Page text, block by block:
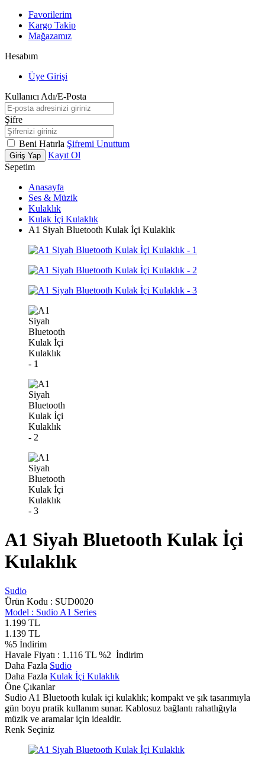
Favorilerim
Kargo Takip
Mağazamız
Hesabım
Üye Girişi
Kullanıcı Adı/E-Posta
Şifre
Beni Hatırla Şifremi Unuttum
Giriş Yap
Kayıt Ol
Sepetim
Anasayfa
Ses & Müzik
Kulaklık
Kulak İçi Kulaklık
A1 Siyah Bluetooth Kulak İçi Kulaklık
A1 Siyah Bluetooth Kulak İçi
Kulaklık
Sudio
Ürün Kodu : SUD0020
Model : Sudio A1 Series
1.199 TL
1.139 TL
%5 İndirim
Havale Fiyatı : 1.116 TL %2 İndirim
Daha Fazla Sudio
Daha Fazla Kulak İçi Kulaklık
Öne Çıkanlar
Sudio A1 Bluetooth kulak içi kulaklık; kompakt ve şık tasarımıyla
gün boyu pratik kullanım sunar. Kablosuz bağlantı rahatlığıyla
müzik ve aramalar için idealdir.
Renk Seçiniz